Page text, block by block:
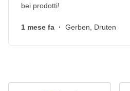
bei prodotti!
1 mese fa · Gerben, Druten